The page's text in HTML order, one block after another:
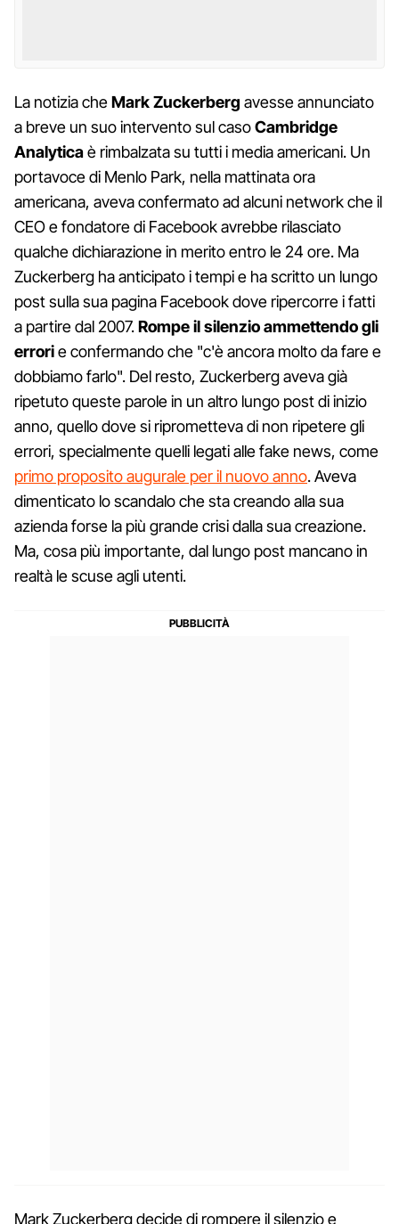
La notizia cheMark Zuckerberg avesse annunciato
a breve un suo intervento sul casoCambridge
Analyticaè rimbalzata su tutti i media americani. Un
portavoce di Menlo Park, nella mattinata ora
americana, aveva confermato ad alcuni network che il
CEO e fondatore di Facebook avrebbe rilasciato
qualche dichiarazione in merito entro le 24 ore. Ma
Zuckerberg ha anticipato i tempi e ha scritto un lungo
post sulla sua pagina Facebook dove ripercorre i fatti
a partire dal 2007.Rompe il silenzio ammettendo gli
errorie confermando che "c'è ancora molto da fare e
dobbiamo farlo". Del resto, Zuckerberg aveva già
ripetuto queste parole in un altro lungo post di inizio
anno, quello dove si riprometteva di non ripetere gli
errori, specialmente quelli legati alle fake news, come
primo proposito augurale per il nuovo anno. Aveva
dimenticato lo scandalo che sta creando alla sua
azienda forse la più grande crisi dalla sua creazione.
Ma, cosa più importante, dal lungo post mancano in
realtà le scuse agli utenti.
Mark Zuckerberg decide di rompere il silenzio e